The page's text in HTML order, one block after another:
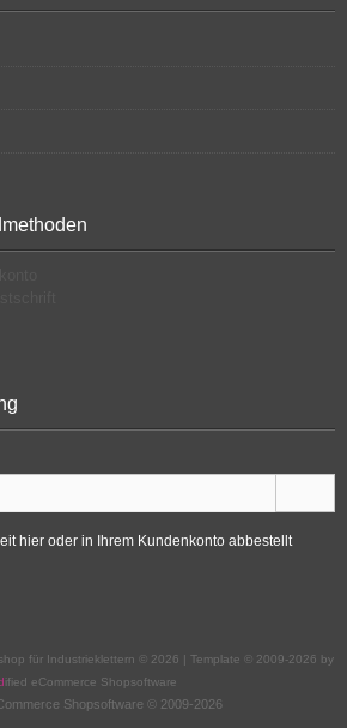
hier oder in Ihrem Kundenkonto abbestellt
für Industrieklettern © 2026 | Template © 2009-2026 by
ified eCommerce Shopsoftware
Shopsoftware © 2009-2026